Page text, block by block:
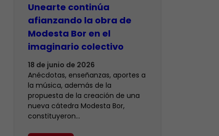
Unearte continúa
afianzando la obra de
Modesta Bor en el
imaginario colectivo
18 de junio de 2026
Anécdotas, enseñanzas, aportes a
la música, además de la
propuesta de la creación de una
nueva cátedra Modesta Bor,
constituyeron…